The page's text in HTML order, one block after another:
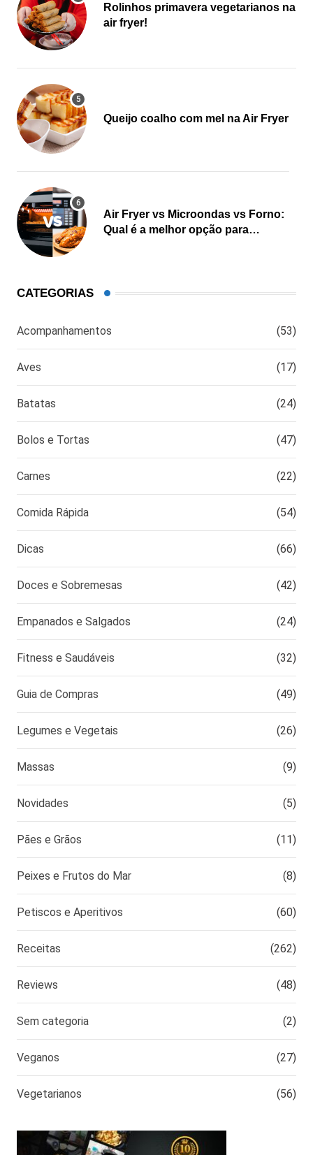
Rolinhos primavera vegetarianos na
air fryer!
Queijo coalho com mel na Air Fryer
Air Fryer vs Microondas vs Forno:
Qual é a melhor opção para
CATEGORIAS
Acompanhamentos (53)
Aves (17)
Batatas (24)
Bolos e Tortas (47)
Carnes (22)
Comida Rápida (54)
Dicas (66)
Doces e Sobremesas (42)
Empanados e Salgados (24)
Fitness e Saudáveis (32)
Guia de Compras (49)
Legumes e Vegetais (26)
Massas (9)
Novidades (5)
Pães e Grãos (11)
Peixes e Frutos do Mar (8)
Petiscos e Aperitivos (60)
Receitas (262)
Reviews (48)
Sem categoria (2)
Veganos (27)
Vegetarianos (56)